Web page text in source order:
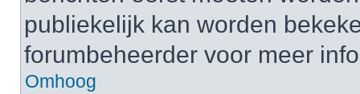
publiekelijk kan worden
forumbeheerder voor meer
Omhoog